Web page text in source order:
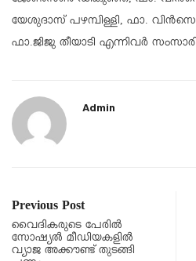
യേശുദാസ് പഴമ്പിള്ളി, ഫാ.
ഫാ.ജിജു തീയാടി എന്നിവർ
Admin
Previous Post
വൈദികരുടെ പേരിൽ
സോഷ്യൽ മീഡിയകളിൽ
വ്യാജ അക്കൗണ്ട് തുടങ്ങി